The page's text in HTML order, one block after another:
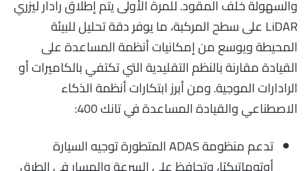
والسهولة خلف المقود. للمرة الأولى يتم إطلاق رادار ليزري
LiDAR على سطح المركبة، ما يوفر دقة تحليل للبيئة
المحيطة ويوسع من إمكانيات أنظمة المساعدة على
القيادة مقارنة بالنظم التقليدية التي تكتفي بالكاميرات أو
الرادارات الموجية. ومن أبرز ابتكارات أنظمة الذكاء
الاصطناعي والقيادة المساعدة في تانك 400:
تدعم منظومة ADAS المتطورة توجيه السيارة
أوتوماتيكيًا، وتحافظ على السرعة والمسار في الطرق